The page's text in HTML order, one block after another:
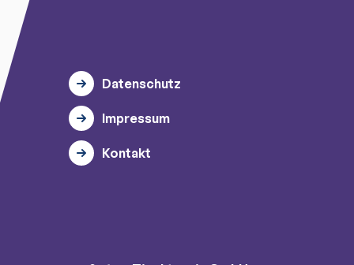
Datenschutz
Impressum
Kontakt